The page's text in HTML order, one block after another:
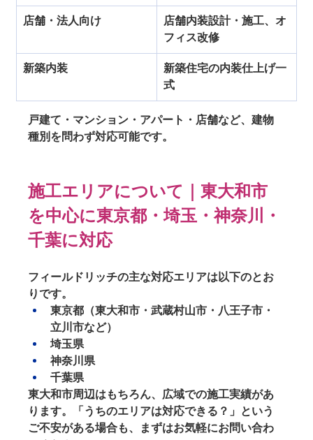
店舗・法人向け
店舗内装設計・施工、オ
フィス改修
新築内装
新築住宅の内装仕上げ一
式
戸建て・マンション・アパート・店舗など、建物
種別を問わず対応可能です。
施工エリアについて｜東大和市
を中心に東京都・埼玉・神奈川・
千葉に対応
フィールドリッチの主な対応エリアは以下のとお
りです。
東京都 （東大和市・武蔵村山市・八王子市・
立川市など）
埼玉県
神奈川県
千葉県
東大和市周辺はもちろん、広域での施工実績があ
ります。「うちのエリアは対応できる？」という
ご不安がある場合も、まずはお気軽にお問い合わ